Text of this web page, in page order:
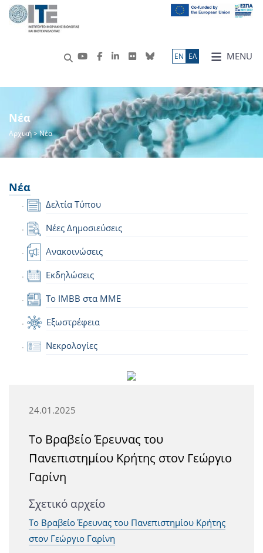
MENU
ΕN ΕΛ
Νέα
Αρχική> Νέα
Νέα
Δελτία Τύπου
Νέες Δημοσιεύσεις
Ανακοινώσεις
Εκδηλώσεις
Το IMBB στα ΜΜΕ
Εξωστρέφεια
Νεκρολογίες
24.01.2025
Το Βραβείο Έρευνας του
Πανεπιστημίου Κρήτης στον Γεώργιο
Γαρίνη
Σχετικό αρχείο
Το Βραβείο Έρευνας του Πανεπιστημίου Κρήτης
στον Γεώργιο Γαρίνη